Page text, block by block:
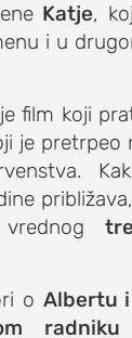
Katje,
i u
je film koji
je pretrpeo
vrednog
o Albertu
radniku